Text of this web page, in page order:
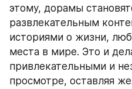
этому, дорамы
развлекательным
историями о жизни,
места в мире. Это и
привлекательными и
просмотре, оставляя